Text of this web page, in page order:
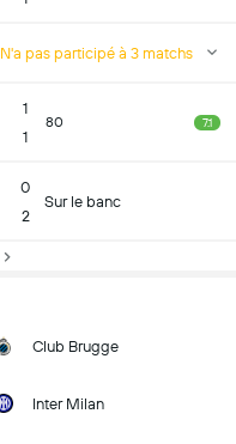
N'a pas participé à 3 matchs
1
1
80 7.1
0
2
Sur le banc
Club Brugge
Inter Milan